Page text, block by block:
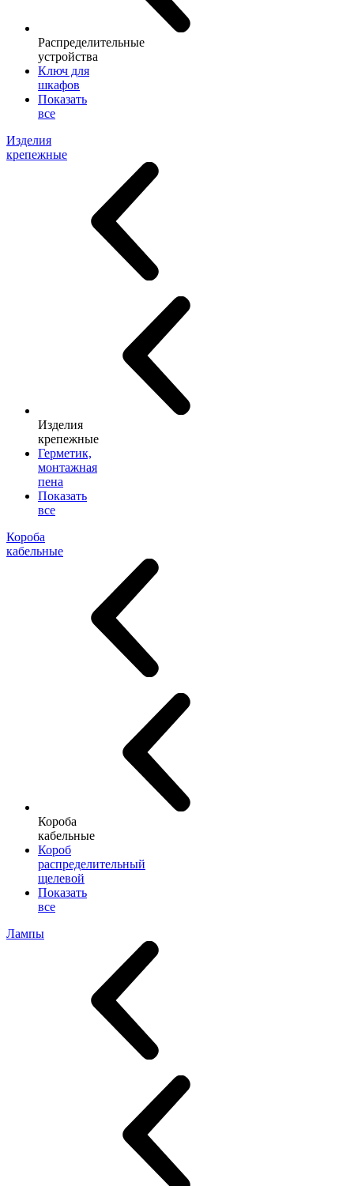
Распределительные
устройства
Ключ для
шкафов
Показать
все
Изделия
крепежные
Изделия
крепежные
Герметик,
монтажная
пена
Показать
все
Короба
кабельные
Короба
кабельные
Короб
распределительный
щелевой
Показать
все
Лампы